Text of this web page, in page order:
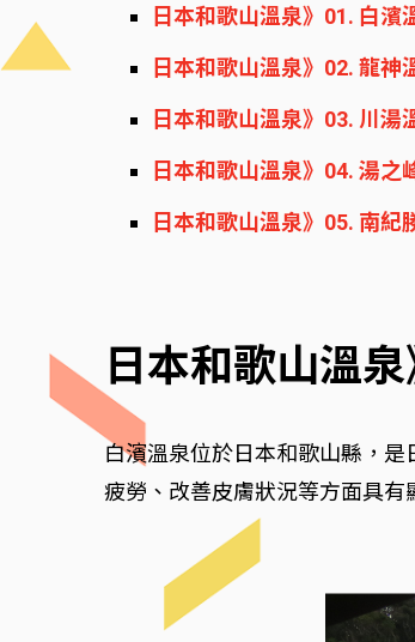
日本和歌山溫泉》01. 白
日本和歌山溫泉》02. 龍
日本和歌山溫泉》03. 川湯
日本和歌山溫泉》04. 湯
日本和歌山溫泉》05. 南
日本和歌山溫
白濱溫泉位於日本和歌山縣，
疲勞、改善皮膚狀況等方面具有